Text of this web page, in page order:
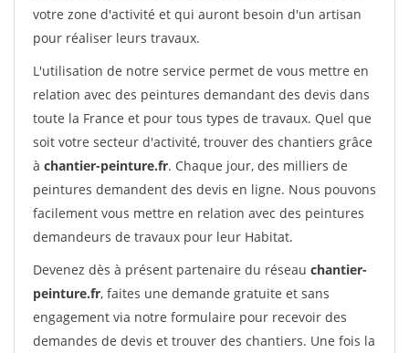
votre zone d'activité et qui auront besoin d'un artisan
pour réaliser leurs travaux.
L'utilisation de notre service permet de vous mettre en
relation avec des peintures demandant des devis dans
toute la France et pour tous types de travaux. Quel que
soit votre secteur d'activité, trouver des chantiers grâce
à chantier-peinture.fr. Chaque jour, des milliers de
peintures demandent des devis en ligne. Nous pouvons
facilement vous mettre en relation avec des peintures
demandeurs de travaux pour leur Habitat.
Devenez dès à présent partenaire du réseau chantier-
peinture.fr, faites une demande gratuite et sans
engagement via notre formulaire pour recevoir des
demandes de devis et trouver des chantiers. Une fois la